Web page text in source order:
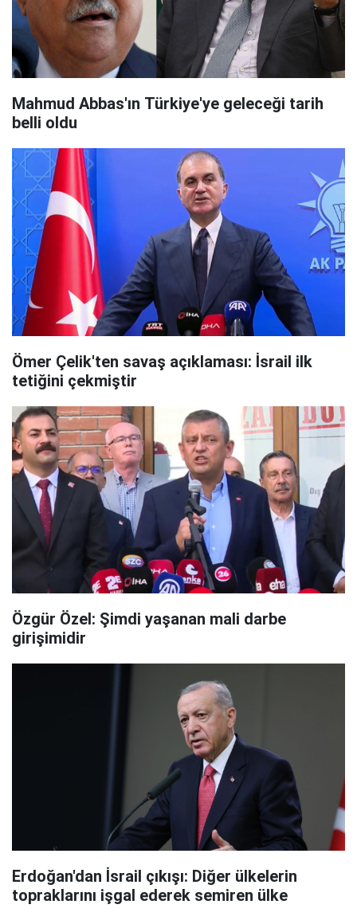
Mahmud Abbas'ın Türkiye'ye geleceği tarih
belli oldu
Ömer Çelik'ten savaş açıklaması: İsrail ilk
tetiğini çekmiştir
Özgür Özel: Şimdi yaşanan mali darbe
girişimidir
Erdoğan'dan İsrail çıkışı: Diğer ülkelerin
topraklarını işgal ederek semiren ülke